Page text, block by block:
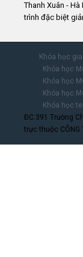
Thanh Xuân -
trình đặc biệt
Khóa học
Khóa học
Khóa học
Khóa học
Khóa học
ĐC:391 Trường
trực thuộc CÔNG